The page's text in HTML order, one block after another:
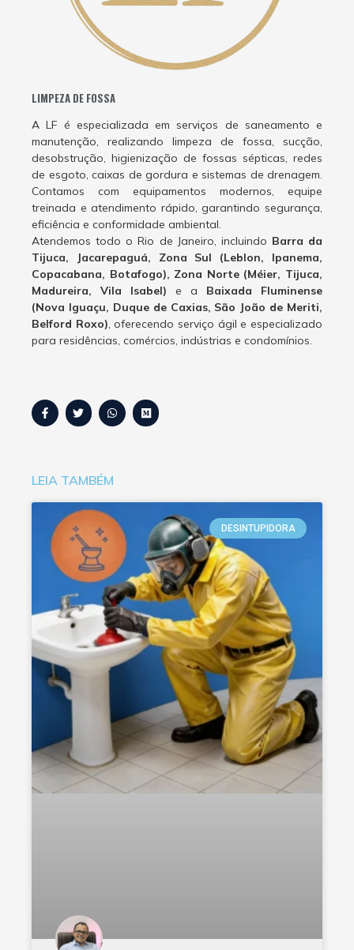
LIMPEZA DE FOSSA
A LF é especializada em serviços de saneamento e
manutenção, realizando limpeza de fossa, sucção,
desobstrução, higienização de fossas sépticas, redes
de esgoto, caixas de gordura e sistemas de drenagem.
Contamos com equipamentos modernos, equipe
treinada e atendimento rápido, garantindo segurança,
eficiência e conformidade ambiental.
Atendemos todo o Rio de Janeiro, incluindo Barra da
Tijuca, Jacarepaguá, Zona Sul (Leblon, Ipanema,
Copacabana, Botafogo), Zona Norte (Méier, Tijuca,
Madureira, Vila Isabel) e a Baixada Fluminense
(Nova Iguaçu, Duque de Caxias, São João de Meriti,
Belford Roxo), oferecendo serviço ágil e especializado
para residências, comércios, indústrias e condomínios.
LEIA TAMBÉM
DESINTUPIDORA